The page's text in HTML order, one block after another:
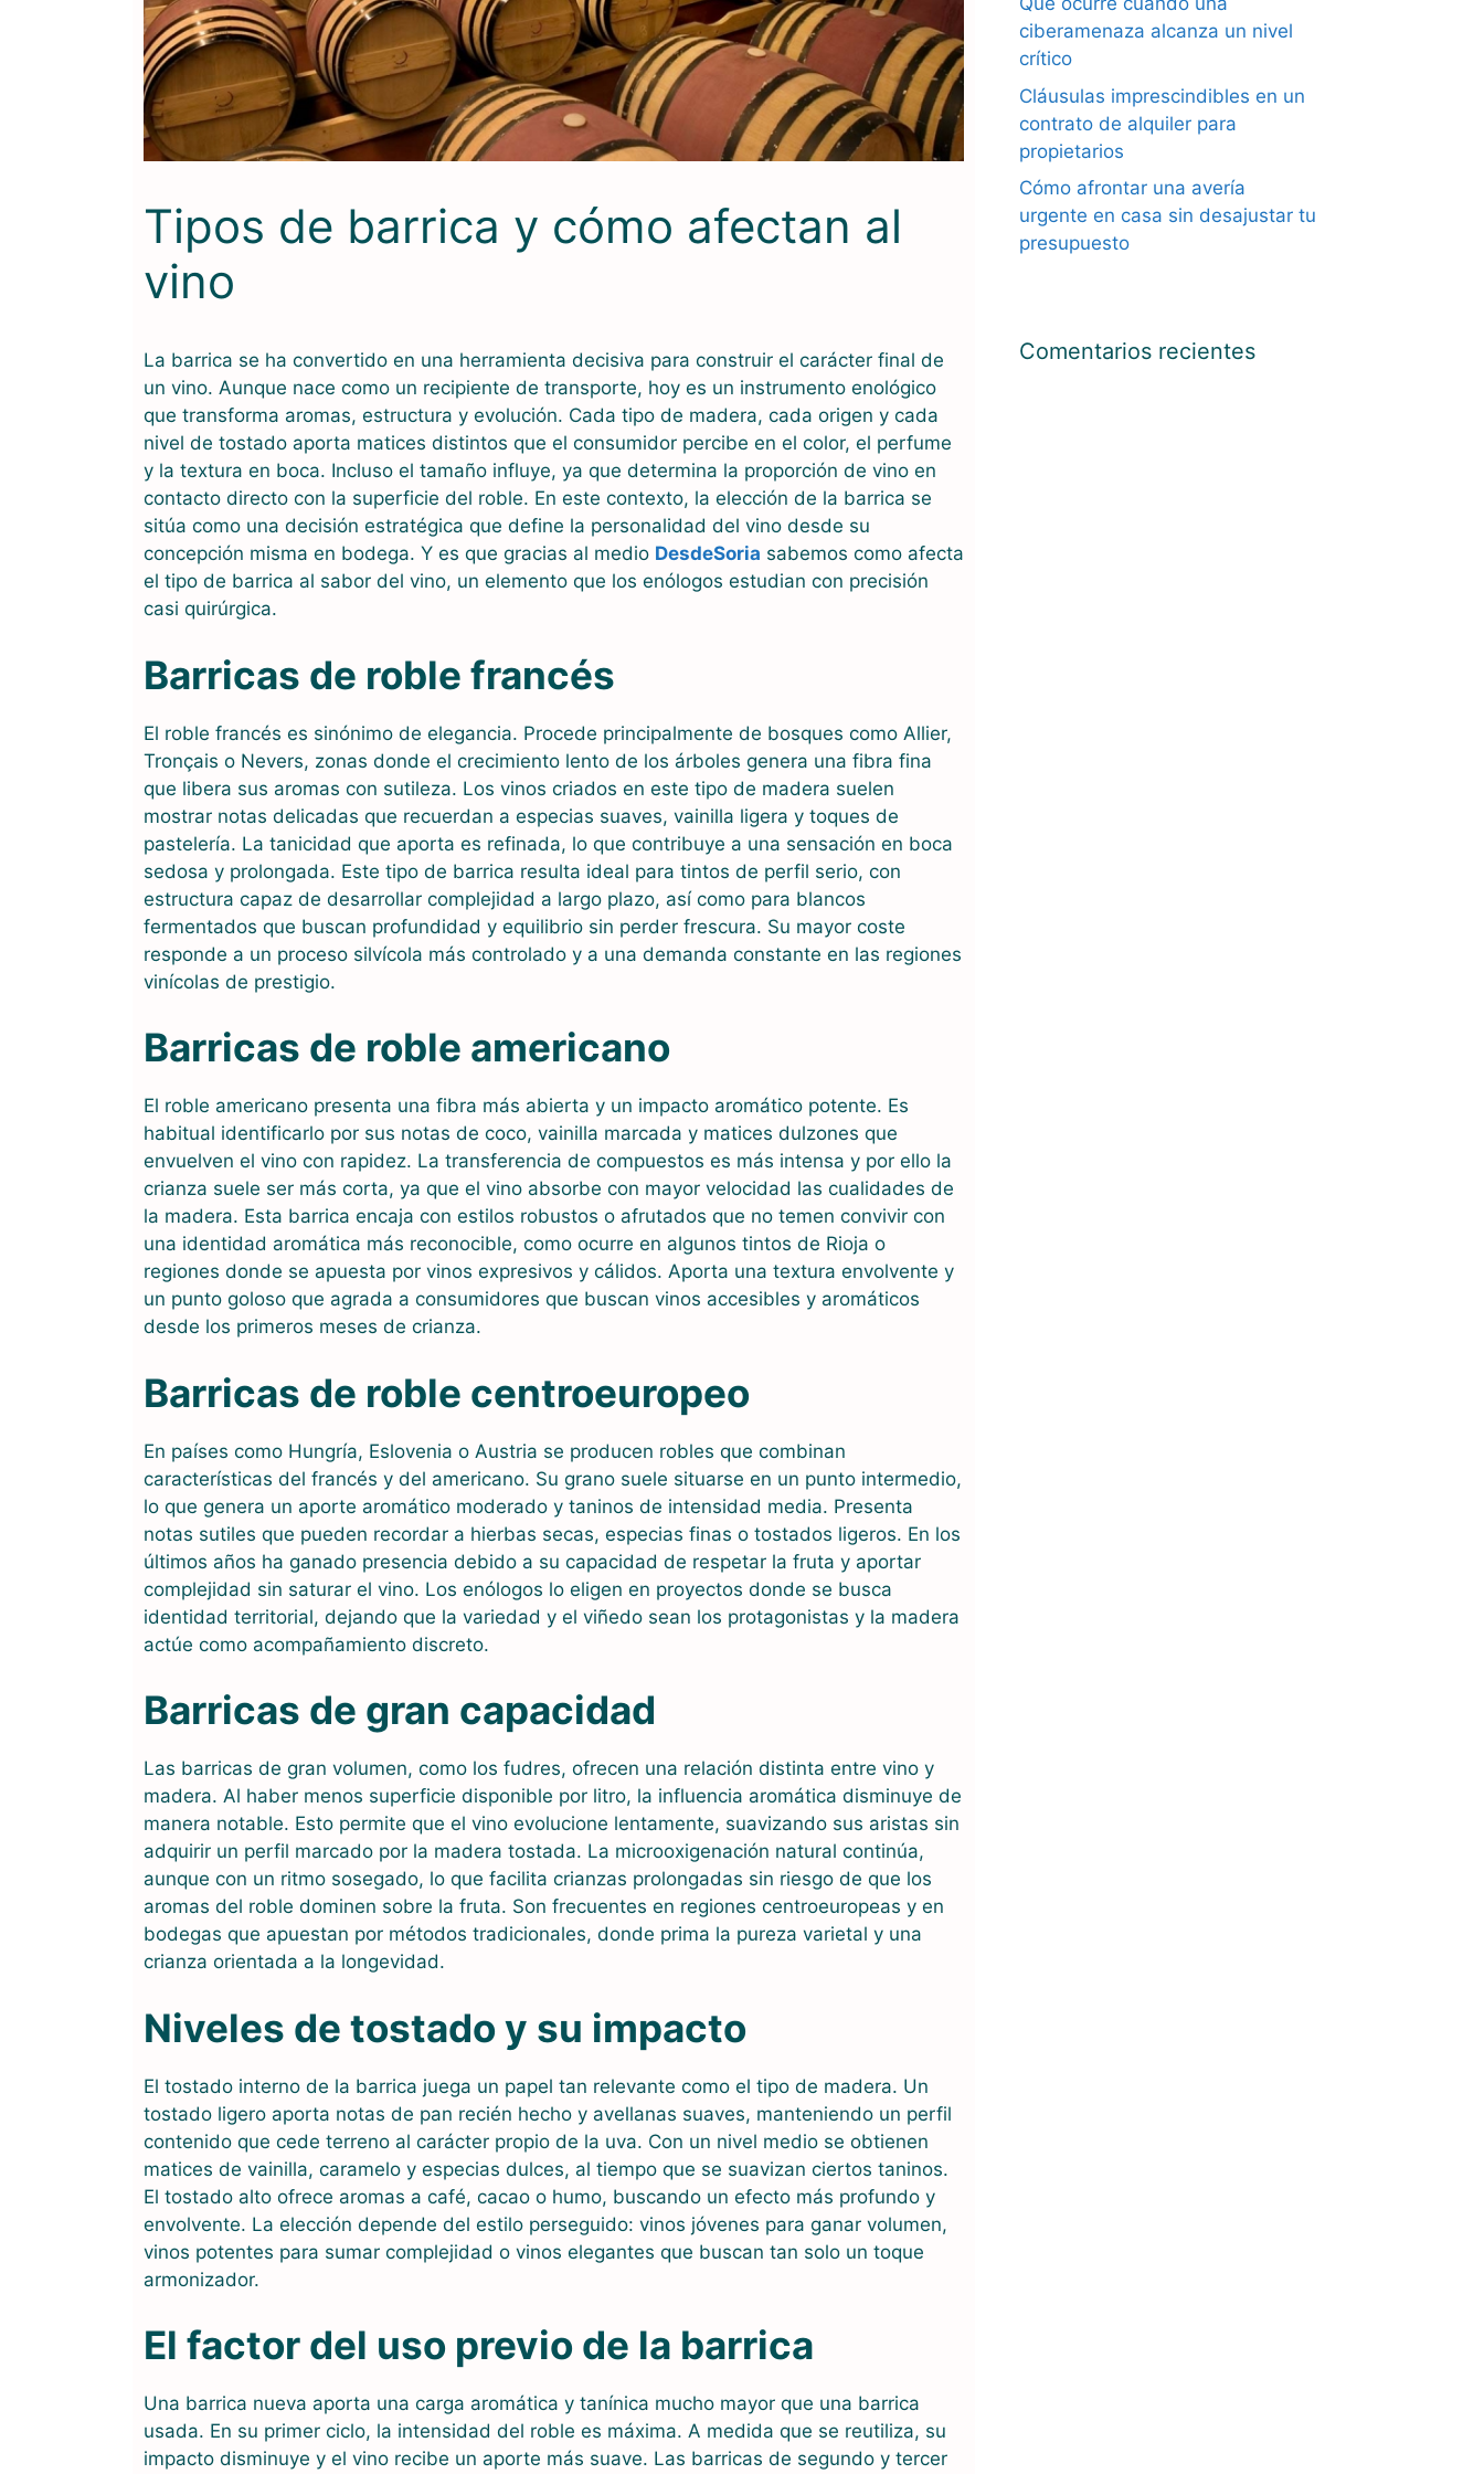
Tipos de barrica y cómo afectan al
vino
La barrica se ha convertido en una herramienta decisiva para construir el carácter final de
un vino. Aunque nace como un recipiente de transporte, hoy es un instrumento enológico
que transforma aromas, estructura y evolución. Cada tipo de madera, cada origen y cada
nivel de tostado aporta matices distintos que el consumidor percibe en el color, el perfume
y la textura en boca. Incluso el tamaño influye, ya que determina la proporción de vino en
contacto directo con la superficie del roble. En este contexto, la elección de la barrica se
sitúa como una decisión estratégica que define la personalidad del vino desde su
concepción misma en bodega. Y es que gracias al medio DesdeSoria sabemos como afecta
el tipo de barrica al sabor del vino, un elemento que los enólogos estudian con precisión
casi quirúrgica.
Barricas de roble francés
El roble francés es sinónimo de elegancia. Procede principalmente de bosques como Allier,
Tronçais o Nevers, zonas donde el crecimiento lento de los árboles genera una fibra fina
que libera sus aromas con sutileza. Los vinos criados en este tipo de madera suelen
mostrar notas delicadas que recuerdan a especias suaves, vainilla ligera y toques de
pastelería. La tanicidad que aporta es refinada, lo que contribuye a una sensación en boca
sedosa y prolongada. Este tipo de barrica resulta ideal para tintos de perfil serio, con
estructura capaz de desarrollar complejidad a largo plazo, así como para blancos
fermentados que buscan profundidad y equilibrio sin perder frescura. Su mayor coste
responde a un proceso silvícola más controlado y a una demanda constante en las regiones
vinícolas de prestigio.
Barricas de roble americano
El roble americano presenta una fibra más abierta y un impacto aromático potente. Es
habitual identificarlo por sus notas de coco, vainilla marcada y matices dulzones que
envuelven el vino con rapidez. La transferencia de compuestos es más intensa y por ello la
crianza suele ser más corta, ya que el vino absorbe con mayor velocidad las cualidades de
la madera. Esta barrica encaja con estilos robustos o afrutados que no temen convivir con
una identidad aromática más reconocible, como ocurre en algunos tintos de Rioja o
regiones donde se apuesta por vinos expresivos y cálidos. Aporta una textura envolvente y
un punto goloso que agrada a consumidores que buscan vinos accesibles y aromáticos
desde los primeros meses de crianza.
Barricas de roble centroeuropeo
En países como Hungría, Eslovenia o Austria se producen robles que combinan
características del francés y del americano. Su grano suele situarse en un punto intermedio,
lo que genera un aporte aromático moderado y taninos de intensidad media. Presenta
notas sutiles que pueden recordar a hierbas secas, especias finas o tostados ligeros. En los
últimos años ha ganado presencia debido a su capacidad de respetar la fruta y aportar
complejidad sin saturar el vino. Los enólogos lo eligen en proyectos donde se busca
identidad territorial, dejando que la variedad y el viñedo sean los protagonistas y la madera
actúe como acompañamiento discreto.
Barricas de gran capacidad
Las barricas de gran volumen, como los fudres, ofrecen una relación distinta entre vino y
madera. Al haber menos superficie disponible por litro, la influencia aromática disminuye de
manera notable. Esto permite que el vino evolucione lentamente, suavizando sus aristas sin
adquirir un perfil marcado por la madera tostada. La microoxigenación natural continúa,
aunque con un ritmo sosegado, lo que facilita crianzas prolongadas sin riesgo de que los
aromas del roble dominen sobre la fruta. Son frecuentes en regiones centroeuropeas y en
bodegas que apuestan por métodos tradicionales, donde prima la pureza varietal y una
crianza orientada a la longevidad.
Niveles de tostado y su impacto
El tostado interno de la barrica juega un papel tan relevante como el tipo de madera. Un
tostado ligero aporta notas de pan recién hecho y avellanas suaves, manteniendo un perfil
contenido que cede terreno al carácter propio de la uva. Con un nivel medio se obtienen
matices de vainilla, caramelo y especias dulces, al tiempo que se suavizan ciertos taninos.
El tostado alto ofrece aromas a café, cacao o humo, buscando un efecto más profundo y
envolvente. La elección depende del estilo perseguido: vinos jóvenes para ganar volumen,
vinos potentes para sumar complejidad o vinos elegantes que buscan tan solo un toque
armonizador.
El factor del uso previo de la barrica
Una barrica nueva aporta una carga aromática y tanínica mucho mayor que una barrica
usada. En su primer ciclo, la intensidad del roble es máxima. A medida que se reutiliza, su
impacto disminuye y el vino recibe un aporte más suave. Las barricas de segundo y tercer
ciberamenaza alcanza un nivel
crítico
Cláusulas imprescindibles en un
contrato de alquiler para
propietarios
Cómo afrontar una avería
urgente en casa sin desajustar tu
presupuesto
Comentarios recientes